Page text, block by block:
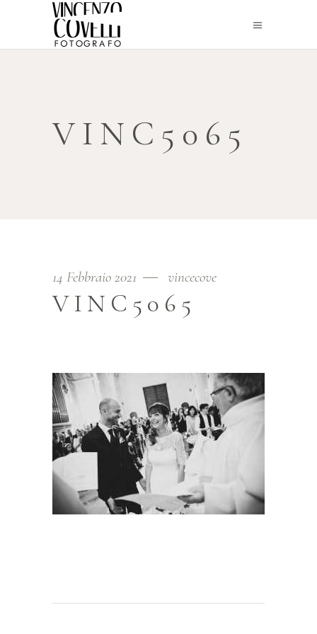
VINC5065
14 Febbraio 2021 vincecove
VINC5065